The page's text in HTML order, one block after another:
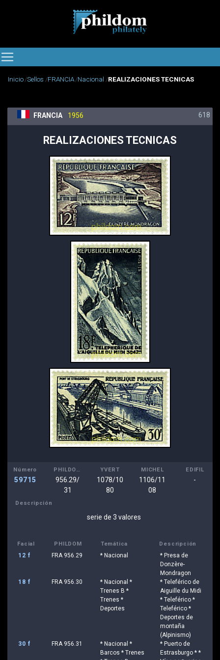
Inicio Sellos FRANCIA Nacional REALIZACIONES TECNICAS
FRANCIA 1956 618
REALIZACIONES TECNICAS
Número
59715
PHILDOM
956.29/
31
YVERT
1078/10
80
MICHEL
1106/11
08
EDIFIL
-
Descripción
serie de 3 valores
Facial PHILDOM Temática Descripción
12 f FRA 956.29 * Nacional
* Presa de
Donzère-
Mondragon
18 f
FRA 956.30
* Nacional *
Trenes B *
Trenes *
Deportes
* Teleférico de
Aiguille du Midi
* Teleférico *
Teleférico *
Deportes de
montaña
(Alpinismo)
30 f
FRA 956.31
* Nacional *
Barcos * Trenes
* Puerto de
Estrasburgo * *